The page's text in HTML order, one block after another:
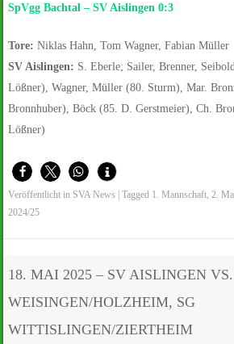
SpVgg Bachtal – SV Aislingen 0:3
Tore: Niklas Hahn, Tom Wagner, Fabian Müller
SV Aislingen: S. Eberle; Sailer, Brenner,
Lößner), Wagner, Müller (80. Sturm), Mar.
Bronnhuber), Böck (85. D. Gerstmeier), Ch.
Lößner)
Veröffentlicht in SVA News |Tagged 1. Mannschaft 2.
2024/25
18. MAI 2025 – SV AISLINGEN
WEISINGEN/HOLZHEIM, SG
WITTISLINGEN/ZIERTHEIM